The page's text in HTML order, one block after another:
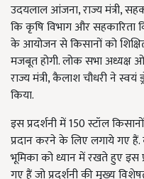
उदयलाल आंजना, राज्य मंत्री,
कि कृषि विभाग और
के आयोजन से किसानों को
मजबूत होगी. लोक सभा
राज्य मंत्री, कैलाश चौधरी ने स्वयं
किया.
इस प्रदर्शनी में 150 स्टॉल
प्रदान करने के लिए लगाये गए हैं.
भूमिका को ध्यान में रखते हुए इस
गए हैं जो प्रदर्शनी की मुख्य